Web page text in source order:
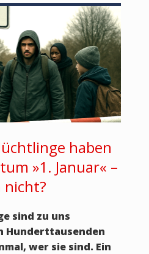
haben
»1. Januar« –
nicht?
sind zu uns
Hunderttausenden
wer sie sind. Ein